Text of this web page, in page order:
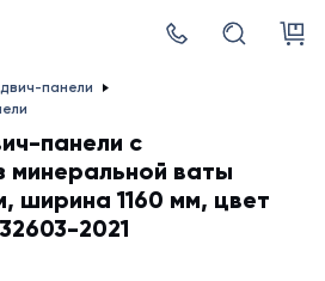
панели
панели с
минеральной ваты
ширина 1160 мм, цвет
2021